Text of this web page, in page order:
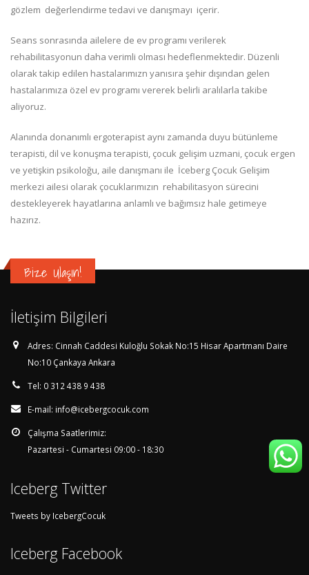
gözlem değerlendirme tedavi ve danışmayı içerir.
Seans sonrasında ailelere de ev programı verilerek
rehabilitasyonun daha verimli olması hedeflenmektedir. Düzenli
olarak takip edilen hastalarımızn yanısıra şehir dışından gelen
hastalarımıza özel ev programı vererek belirli aralılarla takibe
aliyoruz.
Alanında donanımlı ergoterapist aynı zamanda duyu bütünleme
terapisti, dil ve konuşma terapisti, çocuk gelişim uzmani, çocuk ergen
ve yetişkin psikoloğu, aile danışmanı ile İceberg Çocuk Gelişim
merkezi ailesi olarak çocuklarımızın rehabilitasyon sürecini
destekleyerek hayatlarına anlamlı ve bağımsız hale getimeye
hazırız.
Bize Ulaşın!
İletişim Bilgileri
Adres: Cinnah Caddesi Kuloğlu Sokak No:15 Hisar Apartmanı Daire
No:10 Çankaya Ankara
Tel: 0 312 438 9 438
E-mail: info@icebergcocuk.com
Çalışma Saatlerimiz:
Pazartesi - Cumartesi 09:00 - 18:30
Iceberg Twitter
Tweets by IcebergCocuk
Iceberg Facebook